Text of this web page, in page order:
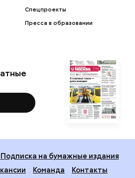
Спецпроекты
Пресса в образовании
Подписка на бумажные издания
Команда
Контакты